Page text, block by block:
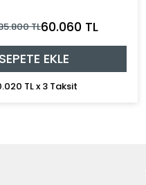
TL60.060 TL
SEPETE EKLE
TL x 3 Taksit